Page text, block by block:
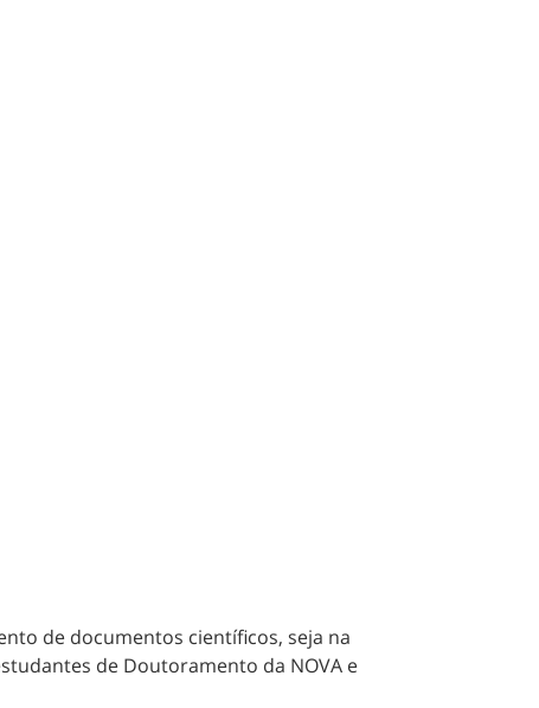
de documentos científicos, seja na
de Doutoramento da NOVA e